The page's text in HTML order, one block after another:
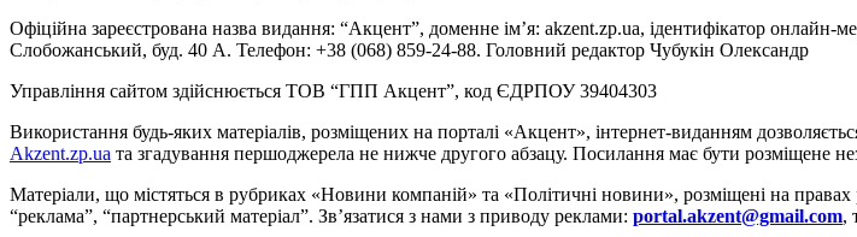
Офіційна зареєстрована назва видання: “Акцент”, доменне ім’я: akzent.zp.ua, ідентифікатор
Слобожанський, буд. 40 А. Телефон: +38 (068) 859-24-88. Головний редактор Чубукін Олександр
Управління сайтом здійснюється ТОВ “ГПП Акцент”, код ЄДРПОУ 39404303
Використання будь-яких матеріалів, розміщених на порталі «Акцент», інтернет-виданням
Akzent.zp.ua та згадування першоджерела не нижче другого абзацу. Посилання має бути розміщене
Матеріали, що містяться в рубриках «Новини компаній» та «Політичні новини», розміщені на
“реклама”, “партнерський матеріал”. Зв’язатися з нами з приводу реклами: portal.akzent@gmail.com,